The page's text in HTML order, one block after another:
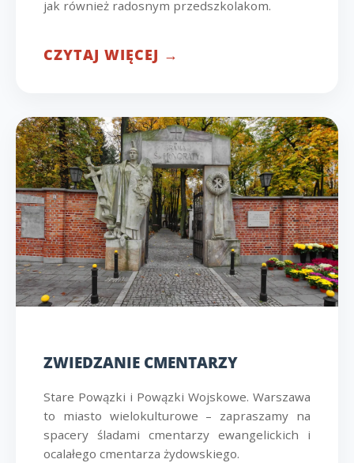
jak również radosnym przedszkolakom.
CZYTAJ WIĘCEJ →
ZWIEDZANIE CMENTARZY
Stare Powązki i Powązki Wojskowe. Warszawa
to miasto wielokulturowe – zapraszamy na
spacery śladami cmentarzy ewangelickich i
ocalałego cmentarza żydowskiego.